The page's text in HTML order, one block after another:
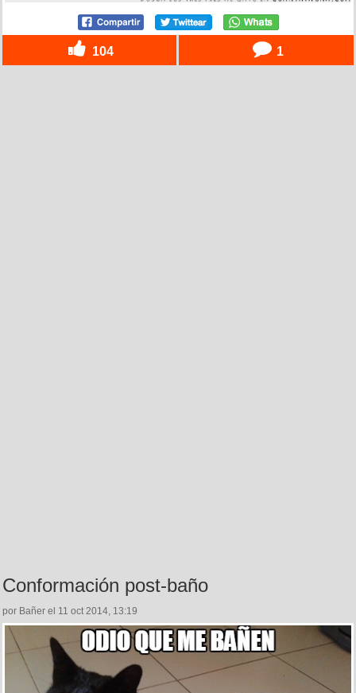
104 1
Conformación post-baño
por Bañer el 11 oct 2014, 13:19